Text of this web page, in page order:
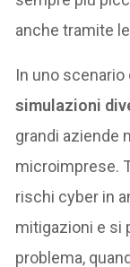
anche tramite
In uno
simulazioni
grandi aziende
microimprese.
rischi cyber in
mitigazioni e si
problema,